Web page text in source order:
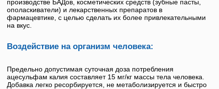
производстве БАДов, косметических средств (зубные пасты,
ополаскиватели) и лекарственных препаратов в
фармацевтике, с целью сделать их более привлекательными
на вкус.
Воздействие на организм человека:
Предельно допустимая суточная доза потребления
ацесульфам калия составляет 15 мг/кг массы тела человека.
Добавка легко ресорбируется, не метаболизируется и быстро